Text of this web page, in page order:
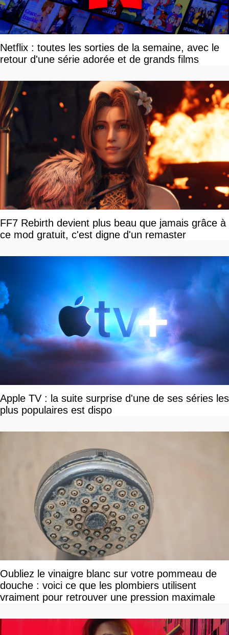
Netflix : toutes les sorties de la semaine, avec le
retour d'une série adorée et de grands films
FF7 Rebirth devient plus beau que jamais grâce à
ce mod gratuit, c'est digne d'un remaster
Apple TV : la suite surprise d'une de ses séries les
plus populaires est dispo
Oubliez le vinaigre blanc sur votre pommeau de
douche : voici ce que les plombiers utilisent
vraiment pour retrouver une pression maximale